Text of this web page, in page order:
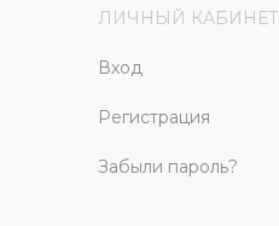
ЛИЧНЫЙ КАБИНЕТ
Вход
Регистрация
Забыли пароль?